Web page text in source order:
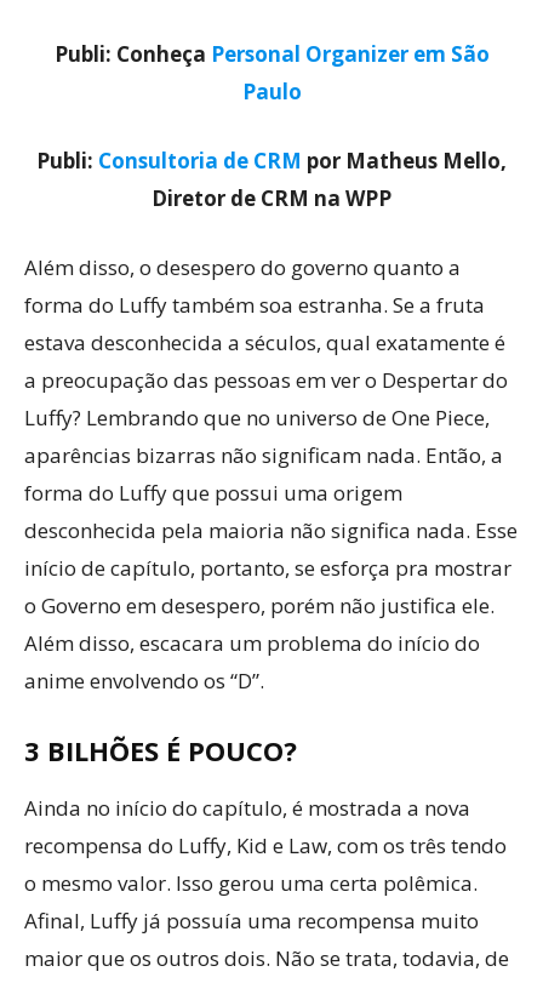
Publi: Conheça Personal Organizer em São
Paulo
Publi: Consultoria de CRM por Matheus Mello,
Diretor de CRM na WPP
Além disso, o desespero do governo quanto a
forma do Luffy também soa estranha. Se a fruta
estava desconhecida a séculos, qual exatamente é
a preocupação das pessoas em ver o Despertar do
Luffy? Lembrando que no universo de One Piece,
aparências bizarras não significam nada. Então, a
forma do Luffy que possui uma origem
desconhecida pela maioria não significa nada. Esse
início de capítulo, portanto, se esforça pra mostrar
o Governo em desespero, porém não justifica ele.
Além disso, escacara um problema do início do
anime envolvendo os “D”.
3 BILHÕES É POUCO?
Ainda no início do capítulo, é mostrada a nova
recompensa do Luffy, Kid e Law, com os três tendo
o mesmo valor. Isso gerou uma certa polêmica.
Afinal, Luffy já possuía uma recompensa muito
maior que os outros dois. Não se trata, todavia, de